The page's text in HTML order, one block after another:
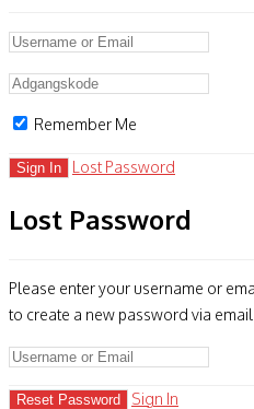
Remember Me
Lost Password
Lost Password
Please enter your username or
to create a new password via email.
Sign In